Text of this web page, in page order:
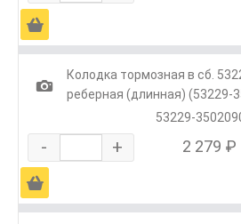
Ä
1
Колодка тормозная в сб.
реберная (длинная) (53229-
53229-
- + 2 279 ₽
Ä